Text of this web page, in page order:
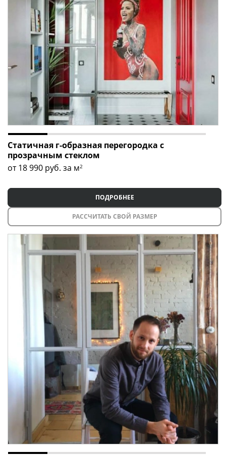
Статичная г-образная перегородка с
прозрачным стеклом
от 18 990 руб. за м2
ПОДРОБНЕЕ
РАССЧИТАТЬ СВОЙ РАЗМЕР